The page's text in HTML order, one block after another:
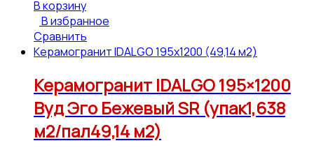
В корзину
В избранное
Сравнить
Керамогранит IDALGO 195x1200 (49,14 м2)
Керамогранит IDALGO 195×1200
Вуд Эго Бежевый SR (упак1,638
м2/пал49,14 м2)